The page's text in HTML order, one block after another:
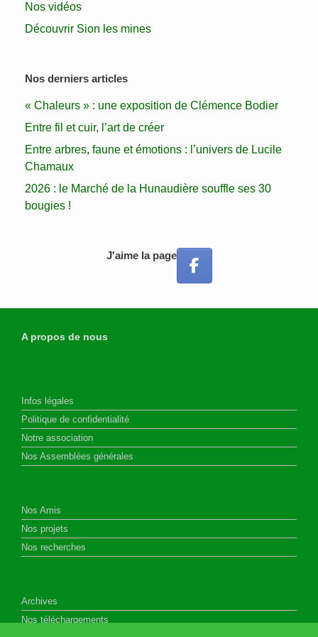
Nos vidéos
Découvrir Sion les mines
Nos derniers articles
« Chaleurs » : une exposition de Clémence Bodier
Entre fil et cuir, l’art de créer
Entre arbres, faune et émotions : l’univers de Lucile
Chamaux
2026 : le Marché de la Hunaudière souffle ses 30
bougies !
J'aime la page
A propos de nous
Infos légales
Politique de confidentialité
Notre association
Nos Assemblées générales
Nos Amis
Nos projets
Nos recherches
Archives
Nos téléchargements